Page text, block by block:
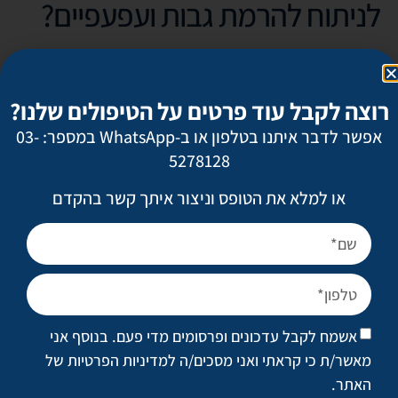
לניתוח להרמת גבות ועפעפיים?
שדה הראייה שלך קצת הצטמצם.
בסוף היום, את מרגישה שהעיניים שלך כבדות ועייפות.
הגבות שלך שמוטות ומשוות לעיניים מראה עייף וזעוף.
השקיות מתחת לעיניים ממש מטרידות אותך.
במקום גבות טבעיות את מציירת קו גבות מלאכותי.
אם את מזדהה עם שתי תופעות או יותר, ניתוח להרמת גבות
ועפעפיים יכול להיות הפתרון שמתאים לך.
3. האם אני מועמדת מתאימה
להזרקות?
רוצה לקבל עוד פרטים על הטיפולים שלנו?
אפשר לדבר איתנו בטלפון או ב-WhatsApp במספר: 03-
5278128
או למלא את הטופס וניצור איתך קשר בהקדם
אשמח לקבל עדכונים ופרסומים מדי פעם. בנוסף אני
מאשר/ת כי קראתי ואני מסכים/ה למדיניות הפרטיות של
האתר.